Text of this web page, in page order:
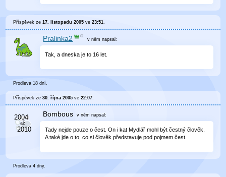
Příspěvek ze17. listopadu 2005 ve23:51.
Pralinka2 v něm napsal:
Tak, a dneska je to 16 let.
Prodleva 18 dní.
Příspěvek ze30. října 2005 ve22:07
Bombous v něm napsal:
Tady nejde pouze o čest. On i kat Mydlář mohl být čestný člověk.
A také jde o to, co si člověk představuje pod pojmem čest.
Prodleva 4 dny.